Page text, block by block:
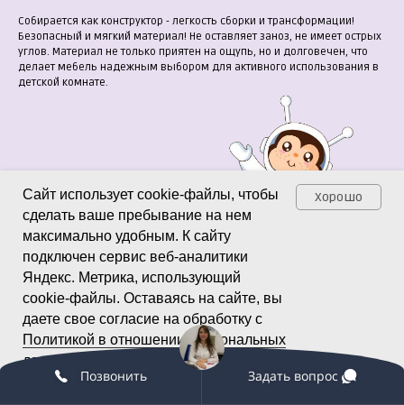
Собирается как конструктор - легкость сборки и трансформации!
Безопасный и мягкий материал! Не оставляет заноз, не имеет острых
углов. Материал не только приятен на ощупь, но и долговечен, что
делает мебель надежным выбором для активного использования в
детской комнате.
Соберите свой комплект
мебели «Космос»
Сайт использует cookie-файлы, чтобы
сделать ваше пребывание на нем
максимально удобным. К cайту
подключен сервис веб-аналитики
Яндекс. Метрика, использующий
cookie-файлы. Оставаясь на сайте, вы
даете свое согласие на обработку с
Политикой в отношении персональных
данных
Пользовательским
соглашением
Хорошо
Позвонить Задать вопрос